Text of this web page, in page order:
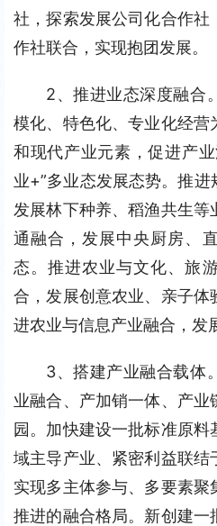
社，探索发展公司化合作社
作社联合，实现抱团发展。
2、推进业态深度融合
模化、特色化、专业化经营
和现代产业元素，促进产
业+”多业态发展态势。推进
发展林下种养、稻渔共生
通融合，发展中央厨房、
态。推进农业与文化、旅
合，发展创意农业、亲子体
进农业与信息产业融合，发
3、搭建产业融合载体
业融合、产加销一体、产
园。加快建设一批标准原
域主导产业、紧密利益联结
实现多主体参与、多要素
推进的融合格局。新创建